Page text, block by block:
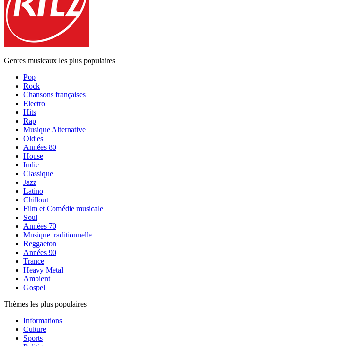
Genres musicaux les plus populaires
Pop
Rock
Chansons françaises
Electro
Hits
Rap
Musique Alternative
Oldies
Années 80
House
Indie
Classique
Jazz
Latino
Chillout
Film et Comédie musicale
Soul
Années 70
Musique traditionnelle
Reggaeton
Années 90
Trance
Heavy Metal
Ambient
Gospel
Thèmes les plus populaires
Informations
Culture
Sports